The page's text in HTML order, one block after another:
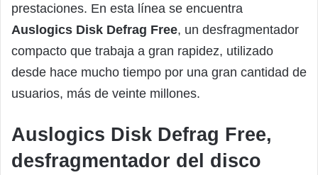
prestaciones. En esta línea se encuentra
Auslogics Disk Defrag Free, un desfragmentador
compacto que trabaja a gran rapidez, utilizado
desde hace mucho tiempo por una gran cantidad de
usuarios, más de veinte millones.
Auslogics Disk Defrag Free,
desfragmentador del disco